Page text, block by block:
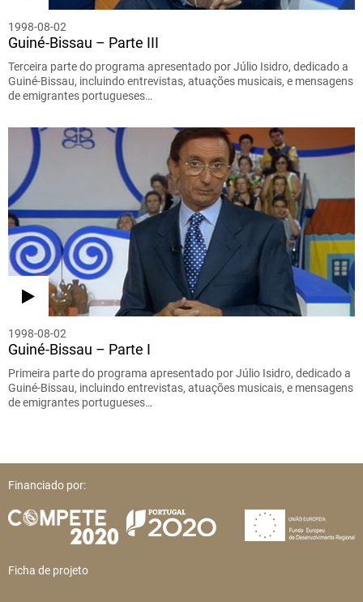
1998-08-02
Guiné-Bissau – Parte III
Terceira parte do programa apresentado por Júlio Isidro, dedicado a
Guiné-Bissau, incluindo entrevistas, atuações musicais, e mensagens
de emigrantes portugueses…
1998-08-02
Guiné-Bissau – Parte I
Primeira parte do programa apresentado por Júlio Isidro, dedicado a
Guiné-Bissau, incluindo entrevistas, atuações musicais, e mensagens
de emigrantes portugueses…
Financiado por:
Ficha de projeto